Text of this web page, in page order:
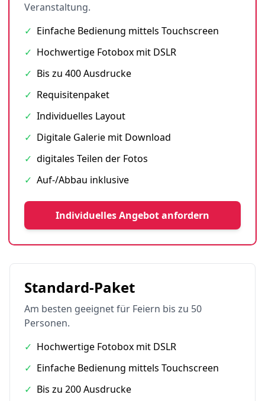
Veranstaltung.
✓ Einfache Bedienung mittels Touchscreen
✓ Hochwertige Fotobox mit DSLR
✓ Bis zu 400 Ausdrucke
✓ Requisitenpaket
✓ Individuelles Layout
✓ Digitale Galerie mit Download
✓ digitales Teilen der Fotos
✓ Auf-/Abbau inklusive
Individuelles Angebot anfordern
Standard-Paket
Am besten geeignet für Feiern bis zu 50
Personen.
✓ Hochwertige Fotobox mit DSLR
✓ Einfache Bedienung mittels Touchscreen
✓ Bis zu 200 Ausdrucke